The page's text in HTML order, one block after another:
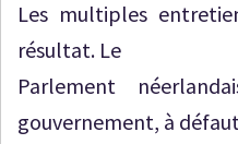
Les multiples
résultat. Le
Parlement
gouvernement, à